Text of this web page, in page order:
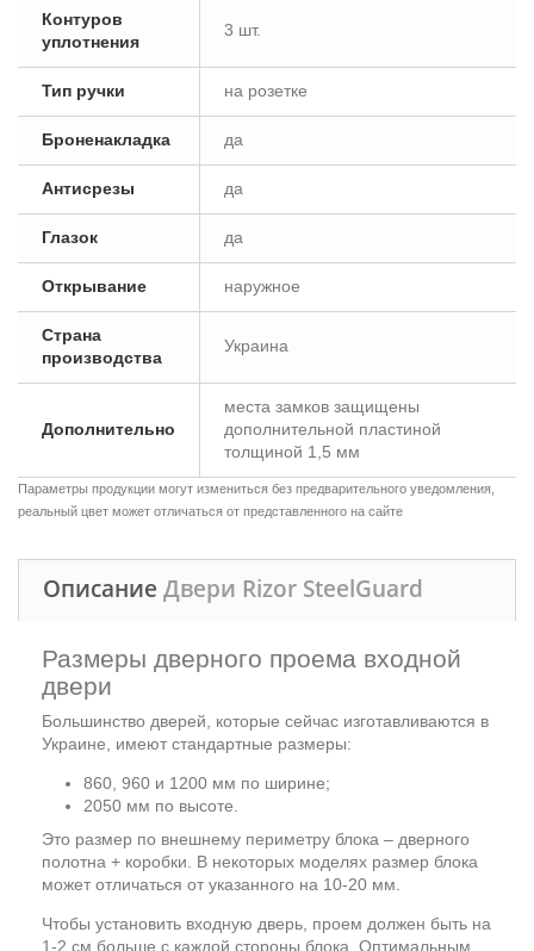
Контуров
уплотнения
3 шт.
Тип ручки на розетке
Броненакладка да
Антисрезы да
Глазок да
Открывание наружное
Страна
производства
Украина
Дополнительно
места замков защищены
дополнительной пластиной
толщиной 1,5 мм
Параметры продукции могут измениться без предварительного уведомления,
реальный цвет может отличаться от представленного на сайте
Описание Двери Rizor SteelGuard
Размеры дверного проема входной
двери
Большинство дверей, которые сейчас изготавливаются в
Украине, имеют стандартные размеры:
860, 960 и 1200 мм по ширине;
2050 мм по высоте.
Это размер по внешнему периметру блока – дверного
полотна + коробки. В некоторых моделях размер блока
может отличаться от указанного на 10-20 мм.
Чтобы установить входную дверь, проем должен быть на
1-2 см больше с каждой стороны блока. Оптимальным